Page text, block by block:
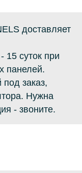
доставляет
15 суток при
панелей.
заказ,
Нужна
- звоните.